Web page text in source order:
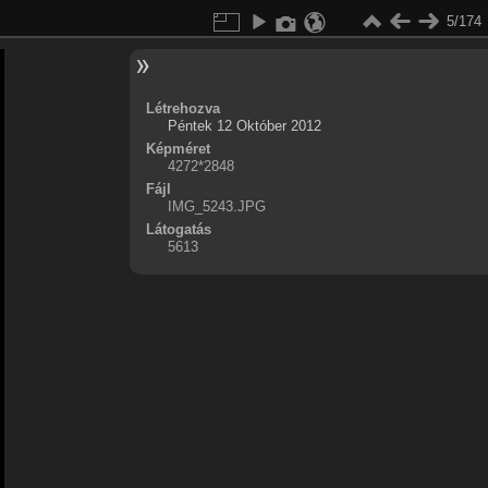
5/174
Létrehozva
Péntek 12 Október 2012
Képméret
4272*2848
Fájl
IMG_5243.JPG
Látogatás
5613